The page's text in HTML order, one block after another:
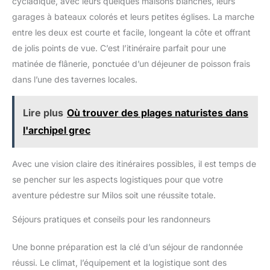
lampe XPG+COB/blanc. La lumière peut être allumée ou éteinte
en agitant la main à 15 cm devant la lumière. 【Réglable et
de concentrer la lumière là où vous en avez besoin. le bandeau
peut être ajustée en fonction de différentes tailles de tour de
tête, adaptée à toutes sortes de personnes, et peut également
être démonté, remplacé et nettoyé librement. La lampe est
légère et robuste, facile à transporter partout et offre un confort
optimal. 【Étanche et Polyvalent】Niveau d'étanchéité IPX5,
plein air, la randonnée, l'escalade, la pêche, le bricolage,
l'exploration, la chasse, le chantier, la réparation automobile.
garages à bateaux colorés et leurs petites églises. La marche
entre les deux est courte et facile, longeant la côte et offrant
de jolis points de vue. C’est l’itinéraire parfait pour une
matinée de flânerie, ponctuée d’un déjeuner de poisson frais
dans l’une des tavernes locales.
Lire plus Où trouver des plages naturistes dans
l'archipel grec
Avec une vision claire des itinéraires possibles, il est temps de
se pencher sur les aspects logistiques pour que votre
aventure pédestre sur Milos soit une réussite totale.
Séjours pratiques et conseils pour les randonneurs
Une bonne préparation est la clé d’un séjour de randonnée
réussi. Le climat, l’équipement et la logistique sont des